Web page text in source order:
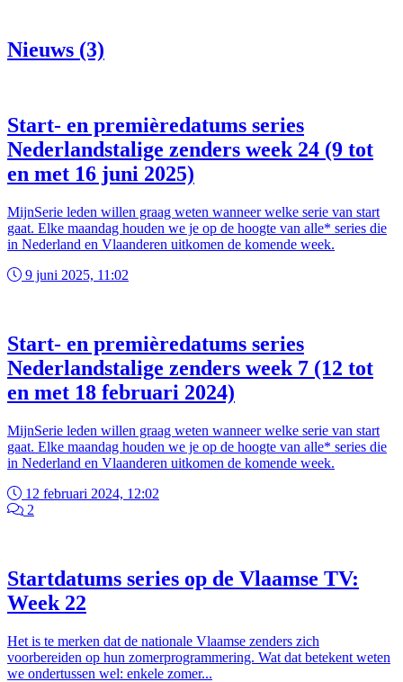
Nieuws (3)
Start- en premièredatums series
Nederlandstalige zenders week 24 (9 tot
en met 16 juni 2025)
MijnSerie leden willen graag weten wanneer welke serie van start
gaat. Elke maandag houden we je op de hoogte van alle* series die
in Nederland en Vlaanderen uitkomen de komende week.
9 juni 2025, 11:02
Start- en premièredatums series
Nederlandstalige zenders week 7 (12 tot
en met 18 februari 2024)
MijnSerie leden willen graag weten wanneer welke serie van start
gaat. Elke maandag houden we je op de hoogte van alle* series die
in Nederland en Vlaanderen uitkomen de komende week.
12 februari 2024, 12:02
2
Startdatums series op de Vlaamse TV:
Week 22
Het is te merken dat de nationale Vlaamse zenders zich
voorbereiden op hun zomerprogrammering. Wat dat betekent weten
we ondertussen wel: enkele zomer...